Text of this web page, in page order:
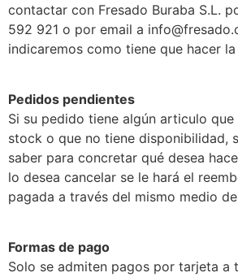
contactar con Fresado Buraba S.L.
592 921 o por email a
indicaremos como tiene que hacer
Pedidos pendientes
Si su pedido tiene algún articulo
stock o que no tiene disponibilidad,
saber para concretar qué desea
lo desea cancelar se le hará el
pagada a través del mismo medio
Formas de pago
Solo se admiten pagos por tarjeta a